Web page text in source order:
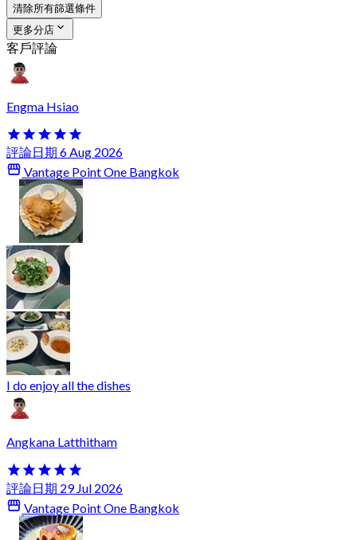
清除所有篩選條件
更多分店
客戶評論
Engma Hsiao
評論日期 6 Aug 2026
Vantage Point One Bangkok
I do enjoy all the dishes
Angkana Latthitham
評論日期 29 Jul 2026
Vantage Point One Bangkok